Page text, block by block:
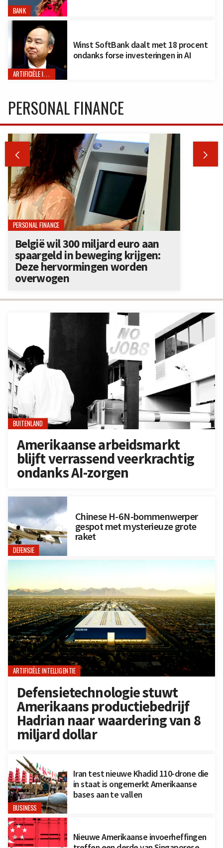
BANK
ARTIFICIËLE INTELLIGENTIE
Winst SoftBank daalt met 18 procent
ondanks forse investeringen in AI
BUITENLAND
Amerikaanse arbeidsmarkt
blijft verrassend veerkrachtig
ondanks AI-zorgen
DEFENSIE
Chinese H-6N-bommenwerper
gespot met mysterieuze grote
raket
ARTIFICIËLE INTELLIGENTIE
Defensietechnologie stuwt
Amerikaans productiebedrijf
Hadrian naar waardering van 8
miljard dollar
BUSINESS
Iran test nieuwe Khadid 110-drone die
in staat is ongemerkt Amerikaanse
bases aan te vallen
Nieuwe Amerikaanse invoerheffingen
PERSONAL FINANCE
 
PERSONAL FINANCE
België wil 300 miljard euro aan
spaargeld in beweging krijgen:
Deze hervormingen worden
overwogen